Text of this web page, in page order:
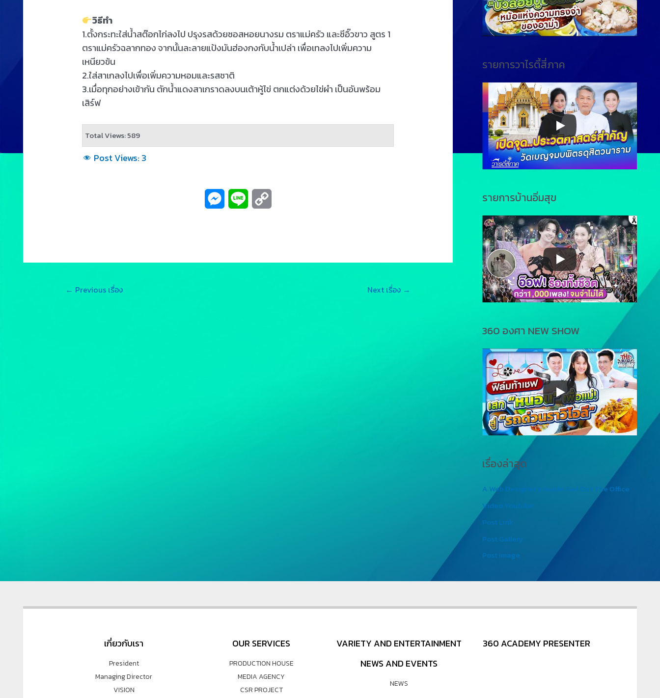
วิธีทำ
1.ตั้งกระทะใส่น้ำสต๊อกไก่ลงไป ปรุงรสด้วยซอสหอยนางรม ตราแม่ครัว และซีอิ๊วขาว สูตร 1
ตราแม่ครัวฉลากทอง จากนั้นละลายแป้งมันฮ่องกงกับน้ำเปล่า เพื่อเทลงไปเพิ่มความ
เหนียวข้น
2.ใส่สาเกลงไปเพื่อเพิ่มความหอมและรสชาติ
3.เมื่อทุกอย่างเข้ากัน ตักน้ำแดงสาเกราดลงบนเต้าหู้ไข่ ตกแต่งด้วยไข่ผำ เป็นอันพร้อม
เสิร์ฟ
Total Views: 589
Post Views: 3
← Previous เรื่อง Next เรื่อง →
รายการวาไรตี้สี่ภาค
รายการบ้านอิ่มสุข
360 องศา NEW SHOW
เรื่องล่าสุด
A Web Designer’s Guide: Get Out The Office
Video Youtube
Post Link
Post Gallery
Post Image
เกี่ยวกับเรา
President
Managing Director
VISION
OUR SERVICES
PRODUCTION HOUSE
MEDIA AGENCY
CSR PROJECT
VARIETY AND ENTERTAINMENT
NEWS AND EVENTS
NEWS
360 ACADEMY PRESENTER